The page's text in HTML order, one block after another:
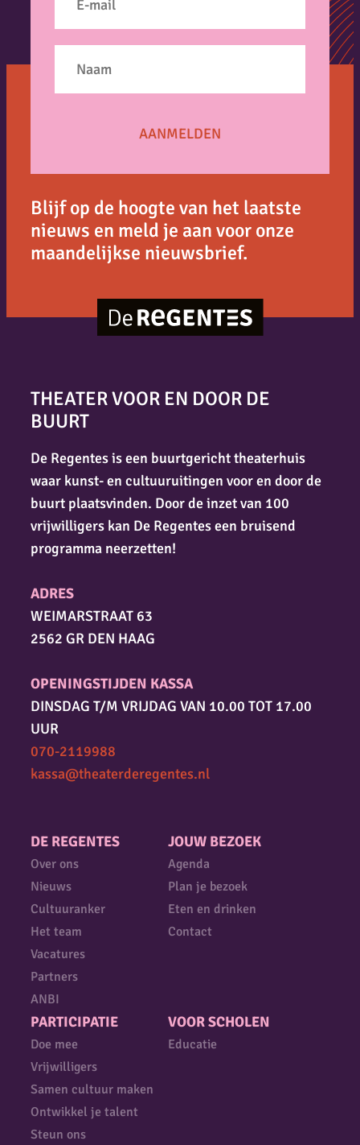
Blijf op de hoogte van het laatste
nieuws en meld je aan voor onze
maandelijkse nieuwsbrief.
DE REGENTES
Over ons
Nieuws
Cultuuranker
Het team
Vacatures
Partners
ANBI
JOUW BEZOEK
Agenda
Plan je bezoek
Eten en drinken
Contact
PARTICIPATIE
Doe mee
Vrijwilligers
Samen cultuur maken
Ontwikkel je talent
Steun ons
VOOR SCHOLEN
Educatie
THEATER VOOR EN DOOR DE
BUURT
De Regentes is een buurtgericht theaterhuis
waar kunst- en cultuuruitingen voor en door de
buurt plaatsvinden. Door de inzet van 100
vrijwilligers kan De Regentes een bruisend
programma neerzetten!
ADRES
WEIMARSTRAAT 63
2562 GR DEN HAAG
OPENINGSTIJDEN KASSA
DINSDAG T/M VRIJDAG VAN 10.00 TOT 17.00
UUR
070-2119988
kassa@theaterderegentes.nl